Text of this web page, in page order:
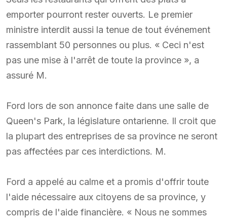
emporter pourront rester ouverts. Le premier
ministre interdit aussi la tenue de tout événement
rassemblant 50 personnes ou plus. « Ceci n'est
pas une mise à l'arrêt de toute la province », a
assuré M.
Ford lors de son annonce faite dans une salle de
Queen's Park, la législature ontarienne. Il croit que
la plupart des entreprises de sa province ne seront
pas affectées par ces interdictions. M.
Ford a appelé au calme et a promis d'offrir toute
l'aide nécessaire aux citoyens de sa province, y
compris de l'aide financière. « Nous ne sommes